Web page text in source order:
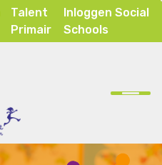
Talent
Primair
Inloggen Social
Schools